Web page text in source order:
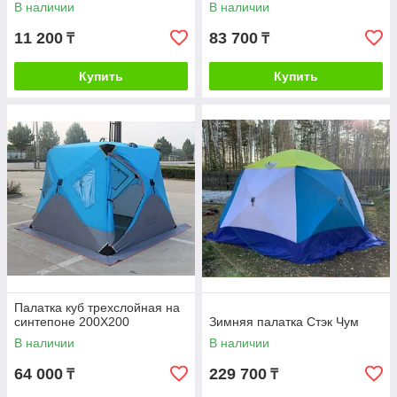
В наличии
11 200 ₸
Купить
В наличии
83 700 ₸
Купить
Палатка куб трехслойная на
синтепоне 200X200
В наличии
64 000 ₸
Зимняя палатка Стэк Чум
В наличии
229 700 ₸